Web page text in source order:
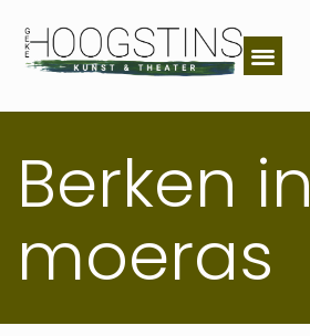
Berken in
moeras